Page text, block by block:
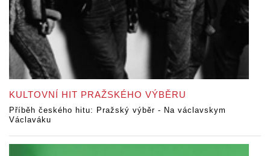
KULTOVNÍ HIT PRAŽSKÉHO VÝBĚRU
Příběh českého hitu: Pražský výběr - Na václavskym
Václaváku